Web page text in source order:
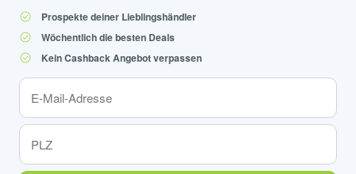
Prospekte deiner Lieblingshändler
Wöchentlich die besten Deals
Kein Cashback Angebot verpassen